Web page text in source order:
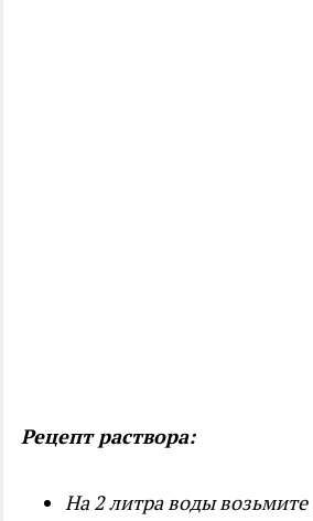
Рецепт раствора:
На 2 литра воды